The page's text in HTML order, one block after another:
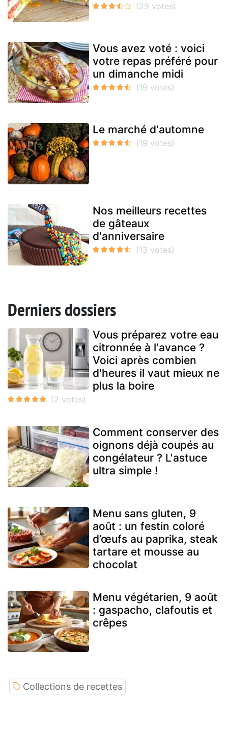
Vous avez voté : voici
votre repas préféré pour
un dimanche midi
Le marché d'automne
Nos meilleurs recettes
de gâteaux
d'anniversaire
Derniers dossiers
Vous préparez votre eau
citronnée à l'avance ?
Voici après combien
d'heures il vaut mieux ne
plus la boire
Comment conserver des
oignons déjà coupés au
congélateur ? L'astuce
ultra simple !
Menu sans gluten, 9
août : un festin coloré
d’œufs au paprika, steak
tartare et mousse au
chocolat
Menu végétarien, 9 août
: gaspacho, clafoutis et
crêpes
Collections de recettes